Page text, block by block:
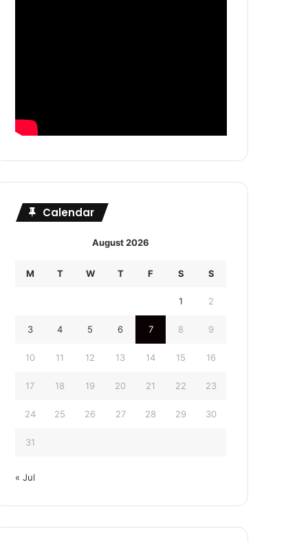
Calendar
August 2026
M T W T F S S
1 2
3 4 5 6 7 8 9
10 11 12 13 14 15 16
17 18 19 20 21 22 23
24 25 26 27 28 29 30
31
« Jul